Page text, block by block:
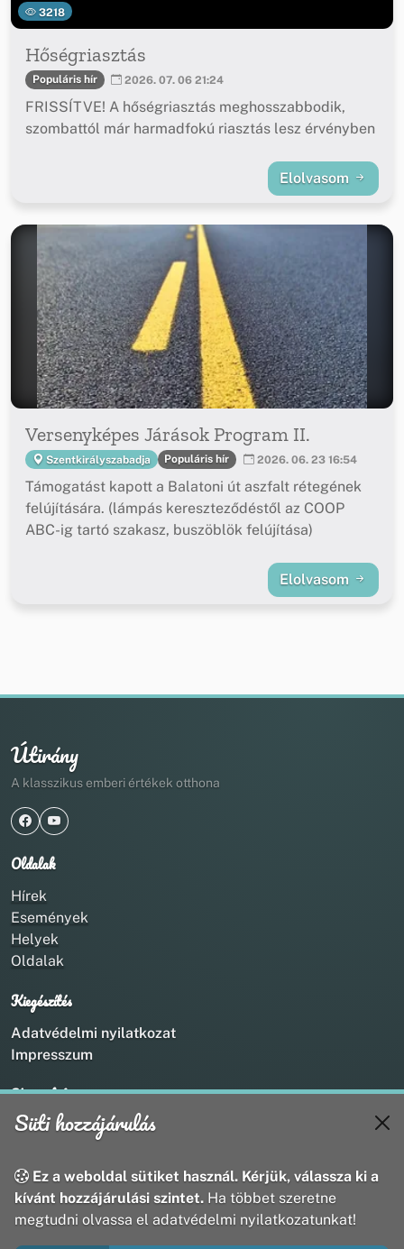
3218
Hőségriasztás
Populáris hír 2026. 07. 06 21:24
FRISSÍTVE! A hőségriasztás meghosszabbodik,
szombattól már harmadfokú riasztás lesz érvényben
Elolvasom
Versenyképes Járások Program II.
Szentkirályszabadja Populáris hír 2026. 06. 23 16:54
Támogatást kapott a Balatoni út aszfalt rétegének
felújítására. (lámpás kereszteződéstől az COOP
ABC-ig tartó szakasz, buszöblök felújítása)
Elolvasom
Útirány
A klasszikus emberi értékek otthona
Oldalak
Hírek
Események
Helyek
Oldalak
Kiegészítés
Adatvédelmi nyilatkozat
Impresszum
Kapcsolat
+36 20 211 1888
webmaster@utirany.hu
8419 Csesznek, Vasút u.18.
Süti hozzájárulás
Ez a weboldal sütiket használ. Kérjük, válassza ki a
kívánt hozzájárulási szintet. Ha többet szeretne
megtudni olvassa el adatvédelmi nyilatkozatunkat!